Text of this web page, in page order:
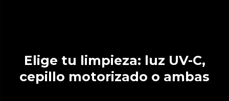
Elige tu limpieza: luz UV-C,
cepillo motorizado o ambas